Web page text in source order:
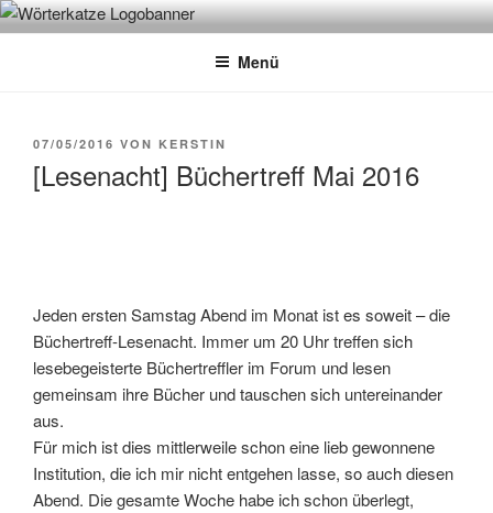
Zum
InhaltWÖRTERKATZE
Von Büchern erzählen
Menü
VERÖFFENTLICHT
07/05/2016 VON KERSTIN
[Lesenacht] Büchertreff Mai 2016
Jeden ersten Samstag Abend im Monat ist es soweit – die
Büchertreff-Lesenacht. Immer um 20 Uhr treffen sich
lesebegeisterte Büchertreffler im Forum und lesen
gemeinsam ihre Bücher und tauschen sich untereinander
aus.
Für mich ist dies mittlerweile schon eine lieb gewonnene
Institution, die ich mir nicht entgehen lasse, so auch diesen
Abend. Die gesamte Woche habe ich schon überlegt,